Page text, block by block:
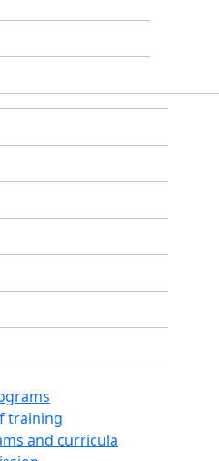
training
and curricula